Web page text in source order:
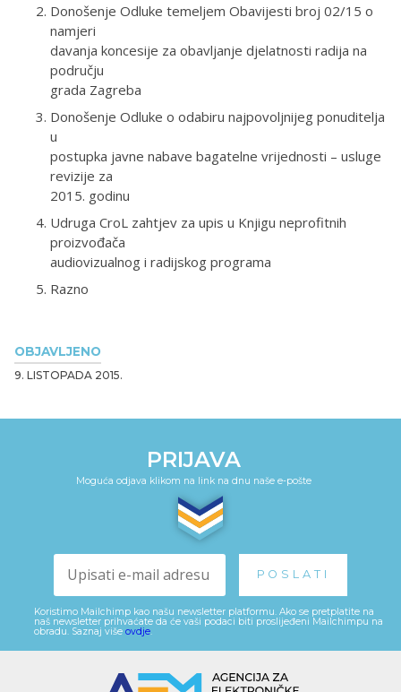
OBJAVLJENO
9. LISTOPADA 2015.
Donošenje Odluke temeljem Obavijesti broj 02/15 o
namjeri
davanja koncesije za obavljanje djelatnosti radija na
području
grada Zagreba
Donošenje Odluke o odabiru najpovoljnijeg ponuditelja
u
postupka javne nabave bagatelne vrijednosti – usluge
revizije za
2015. godinu
Udruga CroL zahtjev za upis u Knjigu neprofitnih
proizvođača
audiovizualnog i radijskog programa
Razno
PRIJAVA
Moguća odjava klikom na link na dnu naše e-pošte
Koristimo Mailchimp kao našu newsletter platformu. Ako se pretplatite na
naš newsletter prihvaćate da će vaši podaci biti proslijeđeni Mailchimpu na
obradu. Saznaj više ovdje.